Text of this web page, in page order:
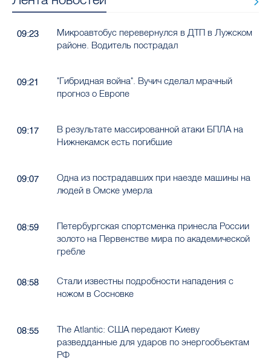
09:23
Микроавтобус перевернулся в ДТП в Лужском
районе. Водитель пострадал
09:21
"Гибридная война". Вучич сделал мрачный
прогноз о Европе
09:17
В результате массированной атаки БПЛА на
Нижнекамск есть погибшие
09:07
Одна из пострадавших при наезде машины на
людей в Омске умерла
08:59
Петербургская спортсменка принесла России
золото на Первенстве мира по академической
гребле
08:58
Стали известны подробности нападения с
ножом в Сосновке
08:55
The Atlantic: США передают Киеву
разведданные для ударов по энергообъектам
РФ